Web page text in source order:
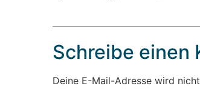
Schreibe einen
Deine E-Mail-Adresse wird